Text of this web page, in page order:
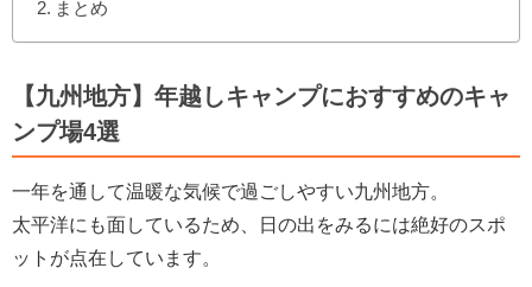
まとめ
【九州地方】年越しキャンプにおすすめのキャ
ンプ場4選
一年を通して温暖な気候で過ごしやすい九州地方。
太平洋にも面しているため、日の出をみるには絶好のスポ
ットが点在しています。